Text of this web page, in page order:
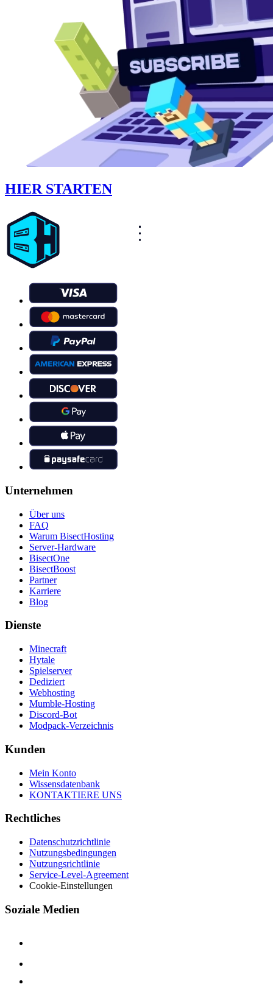
HIER STARTEN
Unternehmen
Über uns
FAQ
Warum BisectHosting
Server-Hardware
BisectOne
BisectBoost
Partner
Karriere
Blog
Dienste
Minecraft
Hytale
Spielserver
Dediziert
Webhosting
Mumble-Hosting
Discord-Bot
Modpack-Verzeichnis
Kunden
Mein Konto
Wissensdatenbank
KONTAKTIERE UNS
Rechtliches
Datenschutzrichtlinie
Nutzungsbedingungen
Nutzungsrichtlinie
Service-Level-Agreement
Cookie-Einstellungen
Soziale Medien